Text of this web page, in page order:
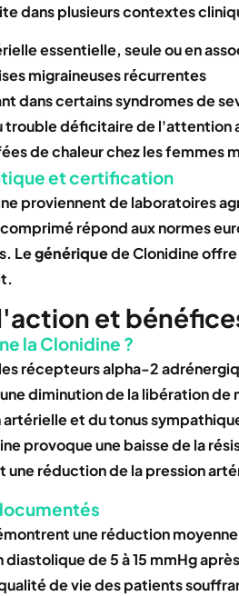
dans plusieurs contextes
essentielle, seule ou en
migraineuses récurrentes
dans certains syndromes de
trouble déficitaire de l'attention
de chaleur chez les femmes
et certification
proviennent de laboratoires
répond aux normes
Legénériquede Clonidine
et
la Clonidine ?
récepteurs alpha-2
diminution de la libération
artérielle et du tonus
provoque une baisse de la
réduction de la pression
une réduction
diastolique de 5 à 15 mmHg
de vie des patients